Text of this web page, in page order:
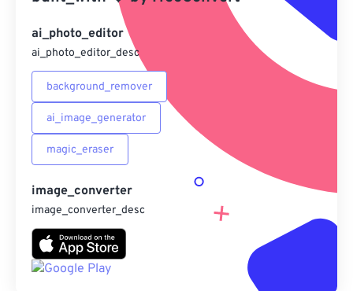
另存為預設
ai_photo_editor
ai_photo_editor_desc
background_remover
ai_image_generator
magic_eraser
image_converter
image_converter_desc